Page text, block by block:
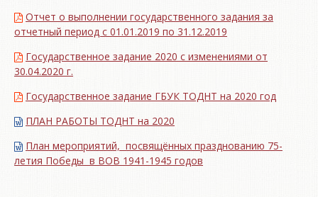
Отчет о выполнении государственного задания за
отчетный период с 01.01.2019 по 31.12.2019
Государственное задание 2020 с изменениями от
30.04.2020 г.
Государственное задание ГБУК ТОДНТ на 2020 год
ПЛАН РАБОТЫ ТОДНТ на 2020
План мероприятий, посвящённых празднованию 75-
летия Победы в ВОВ 1941-1945 годов